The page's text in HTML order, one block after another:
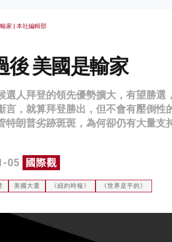
家 | 本社編輯部
後 美國是輸家
人拜登的領先優勢擴大，有望勝選，
言，就算拜登勝出，但不會有壓倒性
特朗普劣跡斑斑，為何卻仍有大量支
05 國際觀
美國大選 《紐約時報》
《世界是平的》